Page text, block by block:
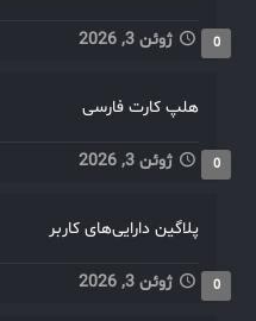
ژوئن 3, 2026 0
هلپ کارت فارسی
ژوئن 3, 2026 0
پلاگین دارایی‌های کاربر
ژوئن 3, 2026 0